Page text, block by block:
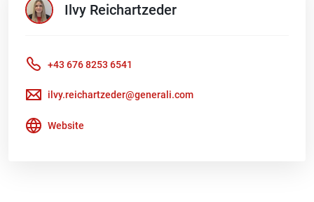
Ilvy Reichartzeder
+43 676 8253 6541
ilvy.reichartzeder@generali.com
Website